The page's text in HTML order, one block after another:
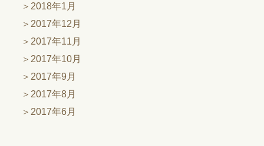
2018年1月
2017年12月
2017年11月
2017年10月
2017年9月
2017年8月
2017年6月